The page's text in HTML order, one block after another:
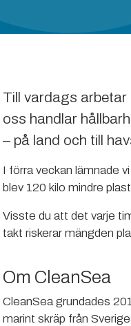
Till vardags
oss handlar
– på land och till
I förra veckan lämnade
blev 120 kilo mindre
Visste du att det varje
takt riskerar mängden
Om CleanSea
CleanSea grundades
marint skräp från